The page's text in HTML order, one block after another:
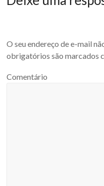
O seu endereço de e-mail
obrigatórios são marcados
Comentário